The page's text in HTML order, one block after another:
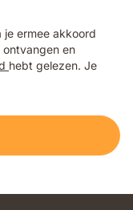
je ermee akkoord
ontvangen en
hebt gelezen. Je